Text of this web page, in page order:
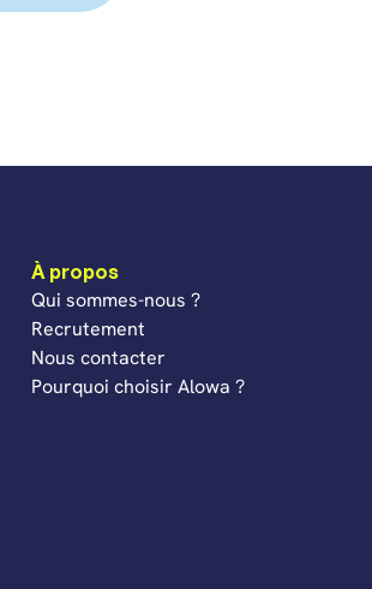
À propos
Qui sommes-nous ?
Recrutement
Nous contacter
Pourquoi choisir Alowa ?